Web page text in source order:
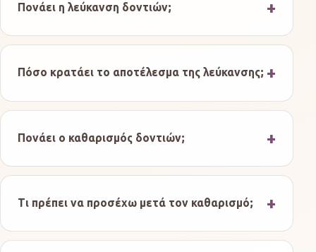
Πονάει η λεύκανση δοντιών;
Πόσο κρατάει το αποτέλεσμα της λεύκανσης;
Πονάει ο καθαρισμός δοντιών;
Τι πρέπει να προσέχω μετά τον καθαρισμό;